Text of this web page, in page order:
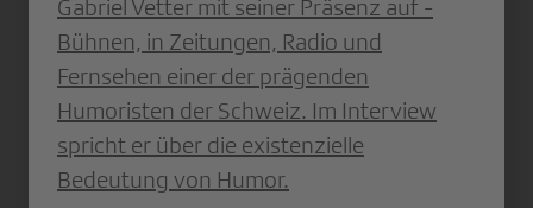
Gabriel Vetter mit seiner Präsenz auf ­
Bühnen, in Zeitungen, Radio und
Fernsehen einer der prägenden
Humoristen der Schweiz. Im Interview
spricht er über die existenzielle
Bedeutung von Humor.